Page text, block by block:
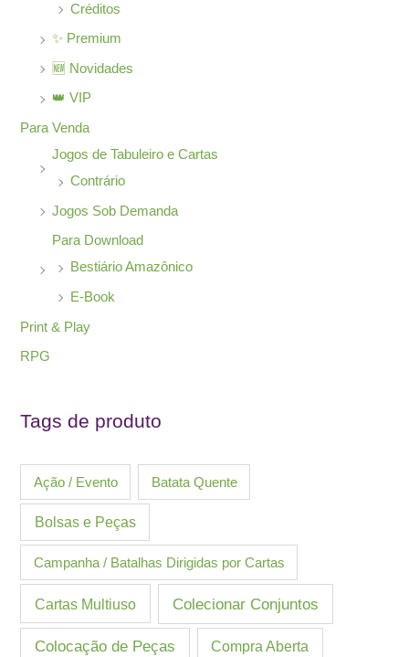
Créditos
✨ Premium
🆕 Novidades
👑 VIP
Para Venda
Jogos de Tabuleiro e Cartas
Contrário
Jogos Sob Demanda
Para Download
Bestiário Amazônico
E-Book
Print & Play
RPG
Tags de produto
Ação / Evento Batata Quente
Bolsas e Peças
Campanha / Batalhas Dirigidas por Cartas
Cartas Multiuso Colecionar Conjuntos
Colocação de Peças Compra Aberta